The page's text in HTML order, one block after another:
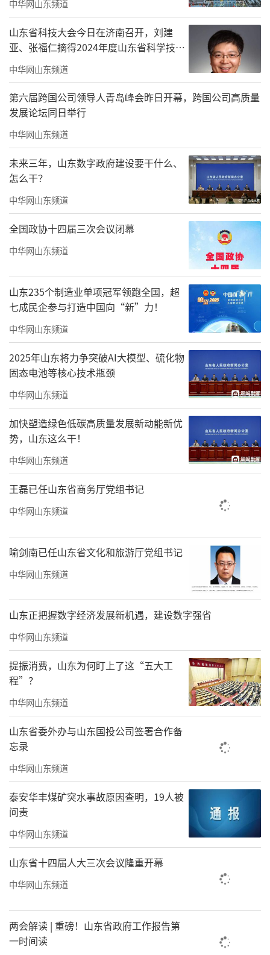
戏教学公开课送课和送教进园活动，以业务引
领和辐射带动，全面提升全市幼儿园教师业务
素质，积极打造学前教育骨干力量。目前，学
前教育教师与骨干教师轮训率达90%以上，陈
晓丽、王娟、李红英、万丽丽等一批优秀教师
获评威海市学前教育科研先进个人、学科带头
人或教学能手等荣誉称号。
乳山市幼儿园保教质量评估专题培训
秉持“办人民满意的教育”目标，乳山市
教体局全面规范幼儿园办园行为，坚决杜
绝“小学化”倾向，科学实施保育教育，积极
打造“游戏化课程”，将其作为幼儿基本培育
方式，坚持游戏活动渗透幼儿一日生活，扎实
开展幼小衔接工作，通过邀请董旭花等知名学
前教育专家教授开展《以游戏支持能力提升为
核心的幼儿课程教育》等专题讲座，和承办威
海市幼儿园“支持幼儿游戏”等专题研讨活
动，不断优化育儿方式方法，切实提高保育保
教质量，全面保障幼儿身心健康发展。
中华网山东频道
山东省科技大会今日在济南召开，刘建
亚、张福仁摘得2024年度山东省科学技术
奖最高奖！
中华网山东频道
第六届跨国公司领导人青岛峰会昨日开幕，跨国公司高质量
发展论坛同日举行
中华网山东频道
未来三年，山东数字政府建设要干什么、
怎么干？
中华网山东频道
全国政协十四届三次会议闭幕
中华网山东频道
山东235个制造业单项冠军领跑全国，超
七成民企参与打造中国向“新”力！
中华网山东频道
2025年山东将力争突破AI大模型、硫化物
固态电池等核心技术瓶颈
中华网山东频道
加快塑造绿色低碳高质量发展新动能新优
势，山东这么干！
中华网山东频道
王磊已任山东省商务厅党组书记
中华网山东频道
喻剑南已任山东省文化和旅游厅党组书记
中华网山东频道
山东正把握数字经济发展新机遇，建设数字强省
中华网山东频道
提振消费，山东为何盯上了这“五大工
程”？
中华网山东频道
山东省委外办与山东国投公司签署合作备
忘录
中华网山东频道
泰安华丰煤矿突水事故原因查明，19人被
问责
中华网山东频道
山东省十四届人大三次会议隆重开幕
中华网山东频道
两会解读 | 重磅！山东省政府工作报告第
一时间读